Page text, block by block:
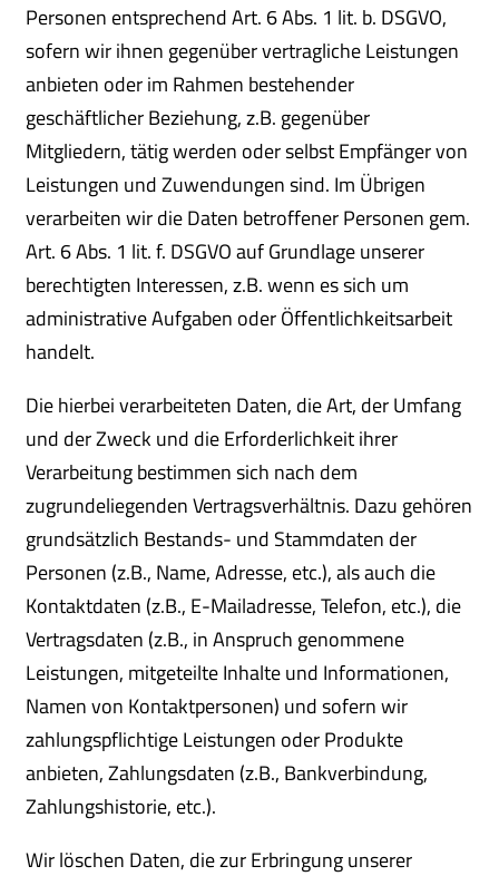
Personen entsprechend Art. 6 Abs. 1 lit. b. DSGVO,
sofern wir ihnen gegenüber vertragliche Leistungen
anbieten oder im Rahmen bestehender
geschäftlicher Beziehung, z.B. gegenüber
Mitgliedern, tätig werden oder selbst Empfänger von
Leistungen und Zuwendungen sind. Im Übrigen
verarbeiten wir die Daten betroffener Personen gem.
Art. 6 Abs. 1 lit. f. DSGVO auf Grundlage unserer
berechtigten Interessen, z.B. wenn es sich um
administrative Aufgaben oder Öffentlichkeitsarbeit
handelt.
Die hierbei verarbeiteten Daten, die Art, der Umfang
und der Zweck und die Erforderlichkeit ihrer
Verarbeitung bestimmen sich nach dem
zugrundeliegenden Vertragsverhältnis. Dazu gehören
grundsätzlich Bestands- und Stammdaten der
Personen (z.B., Name, Adresse, etc.), als auch die
Kontaktdaten (z.B., E-Mailadresse, Telefon, etc.), die
Vertragsdaten (z.B., in Anspruch genommene
Leistungen, mitgeteilte Inhalte und Informationen,
Namen von Kontaktpersonen) und sofern wir
zahlungspflichtige Leistungen oder Produkte
anbieten, Zahlungsdaten (z.B., Bankverbindung,
Zahlungshistorie, etc.).
Wir löschen Daten, die zur Erbringung unserer